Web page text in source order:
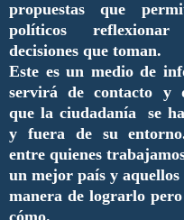
propuestas que
políticos
decisiones que toman.
Este es un medio de
servirá de contacto y
que la ciudadanía se
y fuera de su
entre quienes
un mejor país y aquellos
manera de lograrlo